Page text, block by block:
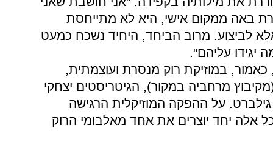
באה ממקום אישי, היא לא מתייחסת
אלא לביצוע. מרוב הביחד, היחיד נשכח כמעט
יגידו עליהם".
במוזיקת רוק מנסרת ועוצמתית,
מרחביה במקור), הגיטריסטים יצחקי
גילברט. על ההפקה המוזיקלית הרגישה
אלה יחד יוצרים את אחד מאלבומי הרוק